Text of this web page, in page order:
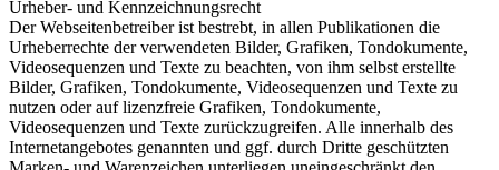
Urheber- und Kennzeichnungsrecht
Der Webseitenbetreiber ist bestrebt, in allen Publikationen die
Urheberrechte der verwendeten Bilder, Grafiken, Tondokumente,
Videosequenzen und Texte zu beachten, von ihm selbst erstellte
Bilder, Grafiken, Tondokumente, Videosequenzen und Texte zu
nutzen oder auf lizenzfreie Grafiken, Tondokumente,
Videosequenzen und Texte zurückzugreifen. Alle innerhalb des
Internetangebotes genannten und ggf. durch Dritte geschützten